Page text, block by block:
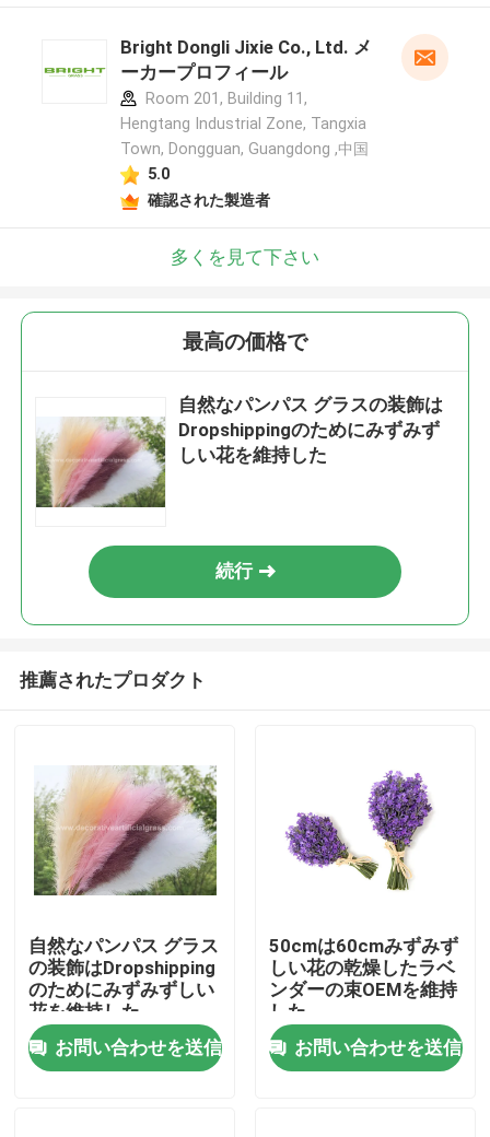
家
Bright Dongli Jixie Co., Ltd. メ
ーカープロフィール
Room 201, Building 11,
Hengtang Industrial Zone, Tangxia
Town, Dongguan, Guangdong ,中国
5.0
確認された製造者
多くを見て下さい
最高の価格で
自然なパンパス グラスの装飾は
Dropshippingのためにみずみず
しい花を維持した
続行
推薦されたプロダクト
自然なパンパス グラス
の装飾はDropshipping
のためにみずみずしい
花を維持した
お問い合わせを送信
50cmは60cmみずみず
しい花の乾燥したラベ
ンダーの束OEMを維持
した
お問い合わせを送信